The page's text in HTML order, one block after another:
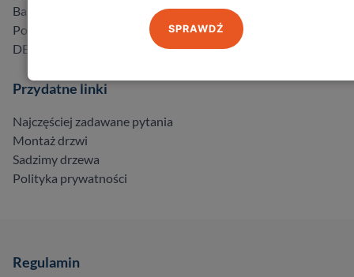
Barański
Pol-Skone
DELTA
Przydatne linki
Najczęściej zadawane pytania
Montaż drzwi
Sadzimy drzewa
Polityka prywatności
Regulamin
SPRAWDŹ